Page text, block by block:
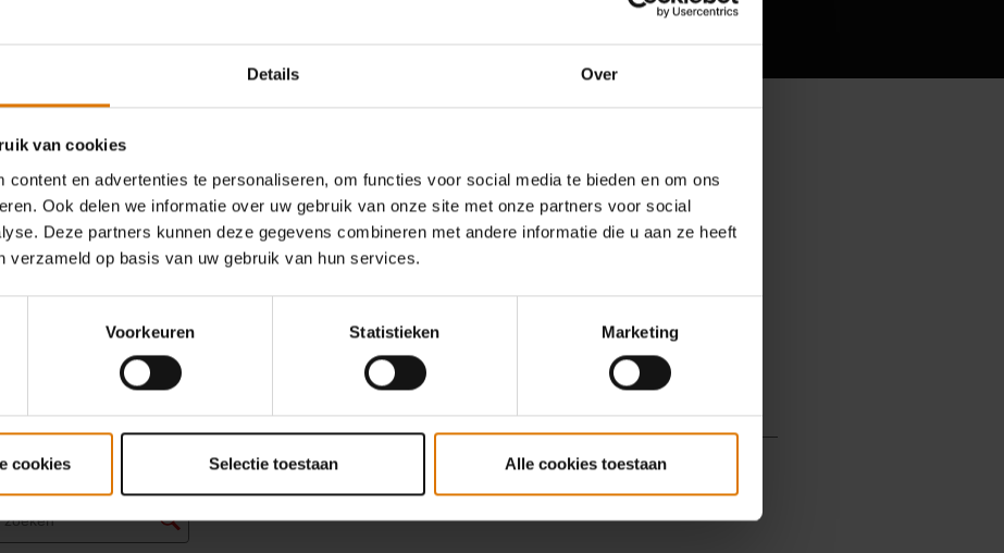
Details Over
van cookies
content en advertenties te personaliseren, om functies voor social media te bieden en om ons
Ook delen we informatie over uw gebruik van onze site met onze partners voor social
Deze partners kunnen deze gegevens combineren met andere informatie die u aan ze heeft
verzameld op basis van uw gebruik van hun services.
Voorkeuren Statistieken Marketing
cookies Selectie toestaan Alle cookies toestaan